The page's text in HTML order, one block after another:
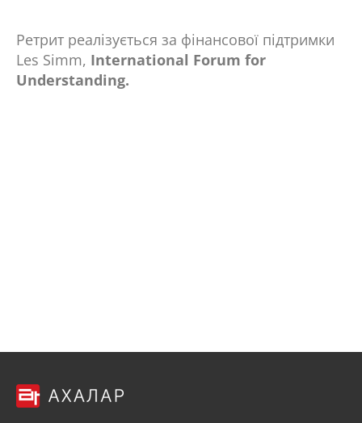
Ретрит реалізується за фінансової підтримки
Les Simm, International Forum for
Understanding.